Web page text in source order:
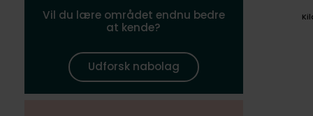
Vil du lære området endnu bedre
at kende?
Udforsk nabolag